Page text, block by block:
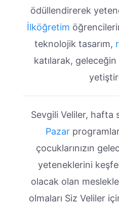
ödüllendirerek
İlköğretim
teknolojik tasarım,
katılarak, geleceğin
Sevgili Veliler, hafta
Pazar
çocuklarınızın
yeteneklerini
olacak olan
olmaları Siz Veliler